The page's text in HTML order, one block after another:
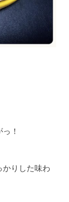
！
かりした味わ